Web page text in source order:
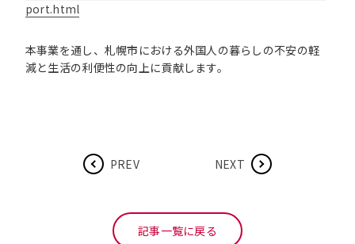
port.html
本事業を通し、札幌市における外国人の暮らしの不安の軽
減と生活の利便性の向上に貢献します。
PREV NEXT
記事一覧に戻る